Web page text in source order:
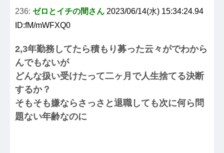
236: ゼロとイチの間さん 2023/06/14(水) 15:34:24.94
ID:fM/mWFXQ0
2,3年勤務してたら積もり募った云々がでわから
んでもないが
どんな扱い受けたって二ヶ月で人生捨てる決断
するか？
そもそも嫌ならさっさと退職しても次に何ら問
題ない年齢なのに